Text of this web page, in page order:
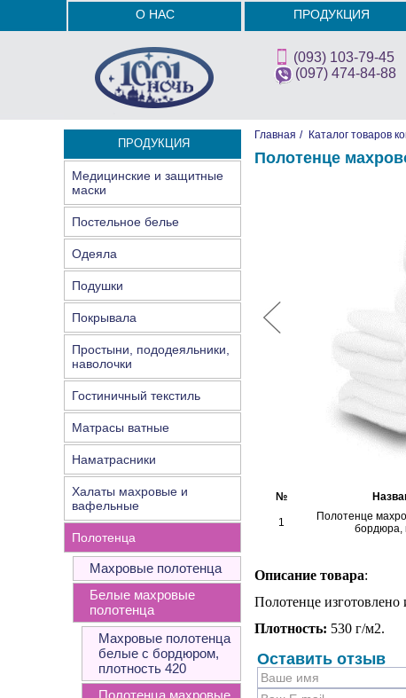
О НАС ПРОДУКЦИЯ
(093) 103-79-45
(097) 474-84-88
ПРОДУКЦИЯ
Медицинские и защитные
маски
Постельное белье
Одеяла
Подушки
Покрывала
Простыни, пододеяльники,
наволочки
Гостиничный текстиль
Матрасы ватные
Наматрасники
Халаты махровые и
вафельные
Полотенца
Махровые полотенца
Белые махровые
полотенца
Махровые полотенца
белые с бордюром,
плотность 420
Полотенца махровые
Главная / Каталог товаров
Полотенце
№
1
Полотенце
бордюра,
Описание товара:
Полотенце
Плотность: 530 г/м2.
Оставить отзыв